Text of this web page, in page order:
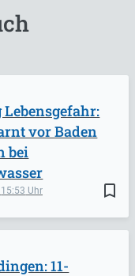
bookmark_border
15:53
vor Baden
bei
11-